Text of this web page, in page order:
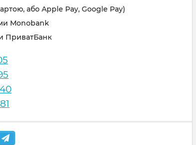
або Apple Pay, Google Pay)
Monobank
ПриватБанк